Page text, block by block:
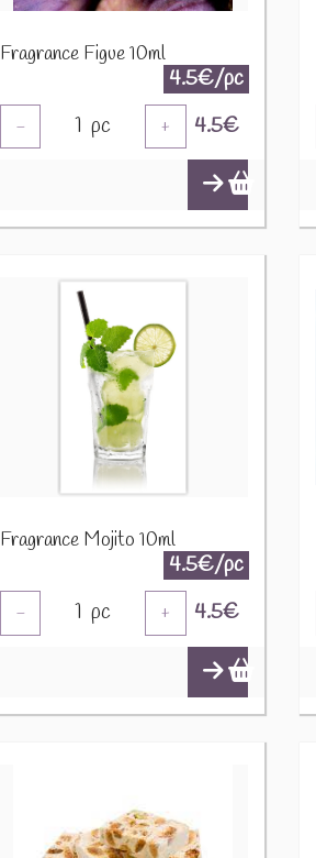
Fragrance Figue 10ml
4.5€/pc
- 1 pc + 4.5€
Fragrance Mojito 10ml
4.5€/pc
- 1 pc + 4.5€